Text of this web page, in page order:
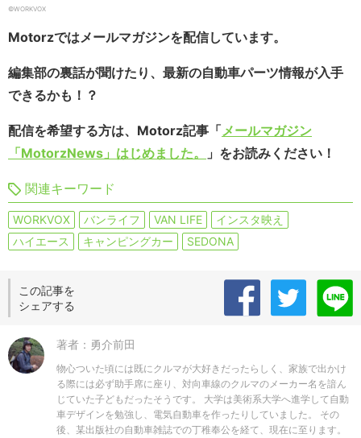
©️WORKVOX
Motorzではメールマガジンを配信しています。
編集部の裏話が聞けたり、最新の自動車パーツ情報が入手
できるかも！？
配信を希望する方は、Motorz記事「メールマガジン
「MotorzNews」はじめました。
」をお読みください！
関連キーワード
WORKVOX バンライフ VAN LIFE
インスタ映え
ハイエース
キャンピングカー SEDONA
この記事を
シェアする
著者：勇介前田
物心ついた頃には既にクルマが大好きだったらしく、家族で出かけ
る際には必ず助手席に座り、対向車線のクルマのメーカー名を諳ん
じていた子どもだったそうです。 大学は美術系大学へ進学して自動
車デザインを勉強し、電気自動車を作ったりしていました。 その
後、某出版社の自動車雑誌での丁稚奉公を経て、現在に至ります。